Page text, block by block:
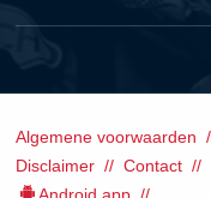
Algemene voorwaarden
Disclaimer
Contact